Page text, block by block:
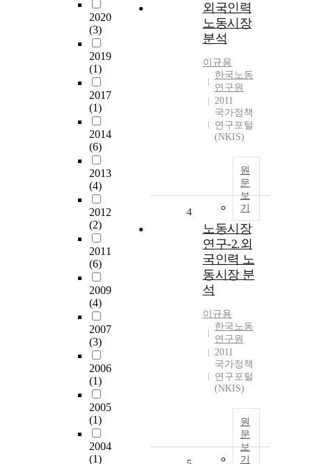
2020
(3)
2019
(1)
2017
(1)
2014
(6)
2013
(4)
2012
(2)
2011
(6)
2009
(4)
2007
(3)
2006
(1)
2005
(1)
2004
(1)
외국인력
노동시장
분석
이규용
한국노동
연구원
2011
국가정책
연구포털
(NKIS)
원
문
보
기
4
노동시장
연구-2.외
국인력 노
동시장 분
석
이규용
한국노동
연구원
2011
국가정책
연구포털
(NKIS)
원
문
보
기